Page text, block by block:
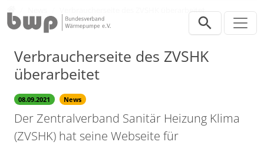
Verbraucherseite des ZVSHK überarbeitet
Verbraucherseite des ZVSHK
überarbeitet
08.09.2021 News
Der Zentralverband Sanitär Heizung Klima
(ZVSHK) hat seine Webseite für